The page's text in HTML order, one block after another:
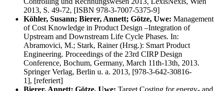
2013, S. 49-72, [ISBN 978-3-7007-5375-9]
Köhler, Susann; Bierer, Annett; Götze, Uwe: Management
of Cost Knowledge in Product Design –Integration of
Upstream and Downstream Life Cycle Phases. In:
Abramovici, M.; Stark, Rainer (Hrsg.): Smart Product
Engineering. Proceedings of the 23rd CIRP Design
Conference, Bochum, Germany, March 11th-13th, 2013.
Springer Verlag, Berlin u. a. 2013, [978-3-642-30816-
1], [referiert]